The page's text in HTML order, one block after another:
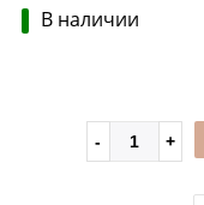
В наличии